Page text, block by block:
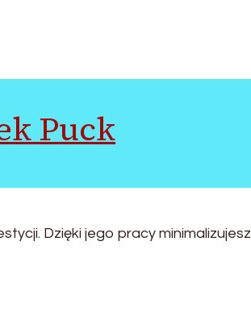
Puck
Dzięki jego pracy minimalizujesz